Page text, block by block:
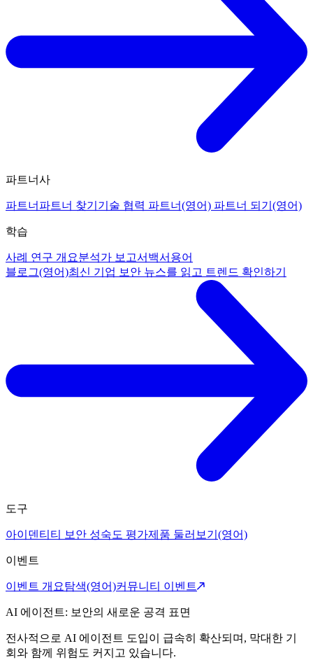
파트너사
파트너 파트너 찾기 기술 협력 파트너(영어) 파트너 되기(영어)
학습
사례 연구 개요분석가 보고서 백서 용어
블로그(영어)최신 기업 보안 뉴스를 읽고 트렌드 확인하기
도구
아이덴티티 보안 성숙도 평가제품 둘러보기(영어)
이벤트
이벤트 개요탐색(영어)커뮤니티 이벤트
AI 에이전트: 보안의 새로운 공격 표면
전사적으로 AI 에이전트 도입이 급속히 확산되며, 막대한 기
회와 함께 위험도 커지고 있습니다.